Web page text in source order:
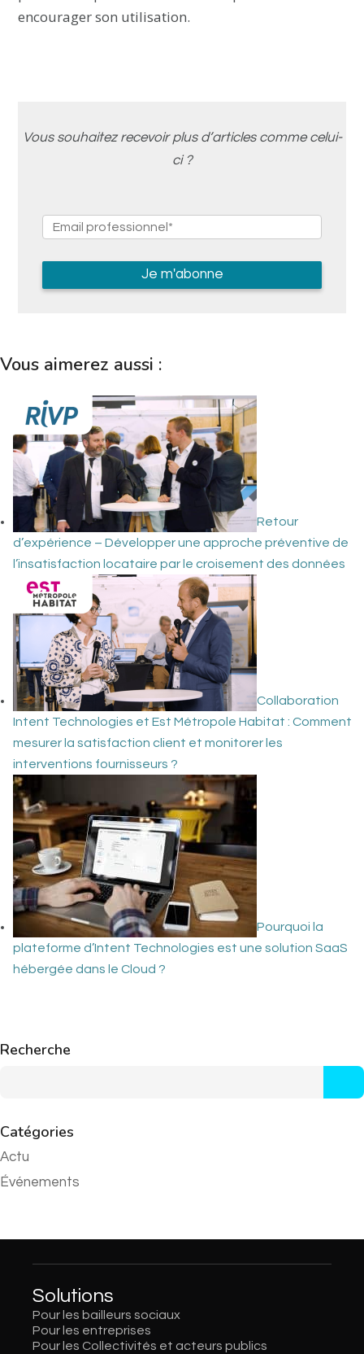
encourager son utilisation.
Vous souhaitez recevoir plus d’articles comme celui-
ci ?
Vous aimerez aussi :
Retour
d’expérience – Développer une approche préventive de
l’insatisfaction locataire par le croisement des données
Collaboration
Intent Technologies et Est Métropole Habitat : Comment
mesurer la satisfaction client et monitorer les
interventions fournisseurs ?
Pourquoi la
plateforme d’Intent Technologies est une solution SaaS
hébergée dans le Cloud ?
Recherche
Catégories
Actu
Événements
Solutions
Pour les bailleurs sociaux
Pour les entreprises
Pour les Collectivités et acteurs publics